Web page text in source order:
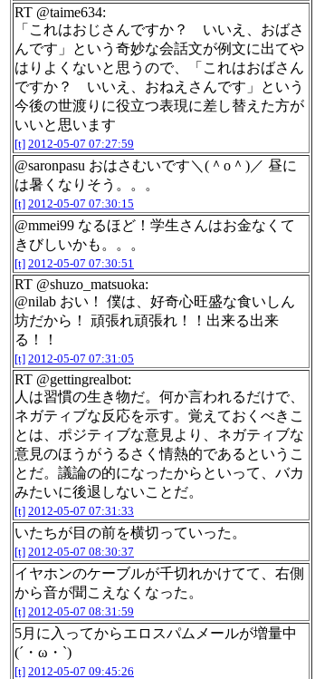
RT @taime634:
「これはおじさんですか？ いいえ、おばさ
んです」という奇妙な会話文が例文に出てや
はりよくないと思うので、「これはおばさん
ですか？ いいえ、おねえさんです」という
今後の世渡りに役立つ表現に差し替えた方が
いいと思います
[t] 2012-05-07 07:27:59
@saronpasu おはさむいです＼(＾o＾)／ 昼に
は暑くなりそう。。。
[t] 2012-05-07 07:30:15
@mmei99 なるほど！学生さんはお金なくて
きびしいかも。。。
[t] 2012-05-07 07:30:51
RT @shuzo_matsuoka:
@nilab おい！ 僕は、好奇心旺盛な食いしん
坊だから！ 頑張れ頑張れ！！出来る出来
る！！
[t] 2012-05-07 07:31:05
RT @gettingrealbot:
人は習慣の生き物だ。何か言われるだけで、
ネガティブな反応を示す。覚えておくべきこ
とは、ポジティブな意見より、ネガティブな
意見のほうがうるさく情熱的であるというこ
とだ。議論の的になったからといって、バカ
みたいに後退しないことだ。
[t] 2012-05-07 07:31:33
いたちが目の前を横切っていった。
[t] 2012-05-07 08:30:37
イヤホンのケーブルが千切れかけてて、右側
から音が聞こえなくなった。
[t] 2012-05-07 08:31:59
5月に入ってからエロスパムメールが増量中
(´・ω・`)
[t] 2012-05-07 09:45:26